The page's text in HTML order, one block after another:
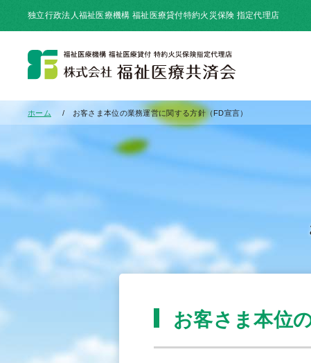
独立行政法人福祉医療機構 福祉医療貸付特約火災保険 指定代理店
ホーム お客さま本位の業務運営に関する方針（FD宣言）
お客さま本位